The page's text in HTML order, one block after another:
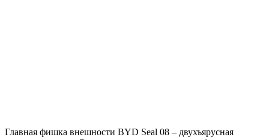
Главная фишка внешности BYD Seal 08 – двухъярусная